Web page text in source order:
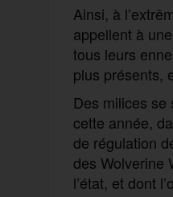
Ainsi, à
appellent à
tous leurs
plus présents,
Des milices
cette année,
de régulation
des Wolverine
l’état, et dont